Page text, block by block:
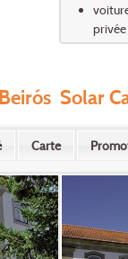
privée
Solar
Carte